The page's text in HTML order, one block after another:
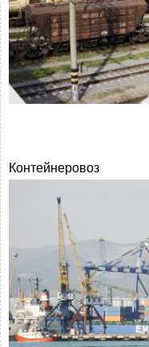
Контейнеровоз